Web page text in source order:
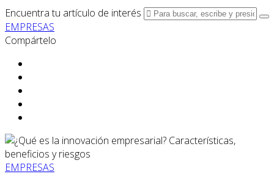
Encuentra tu artículo de interés
EMPRESAS
Compártelo
EMPRESAS